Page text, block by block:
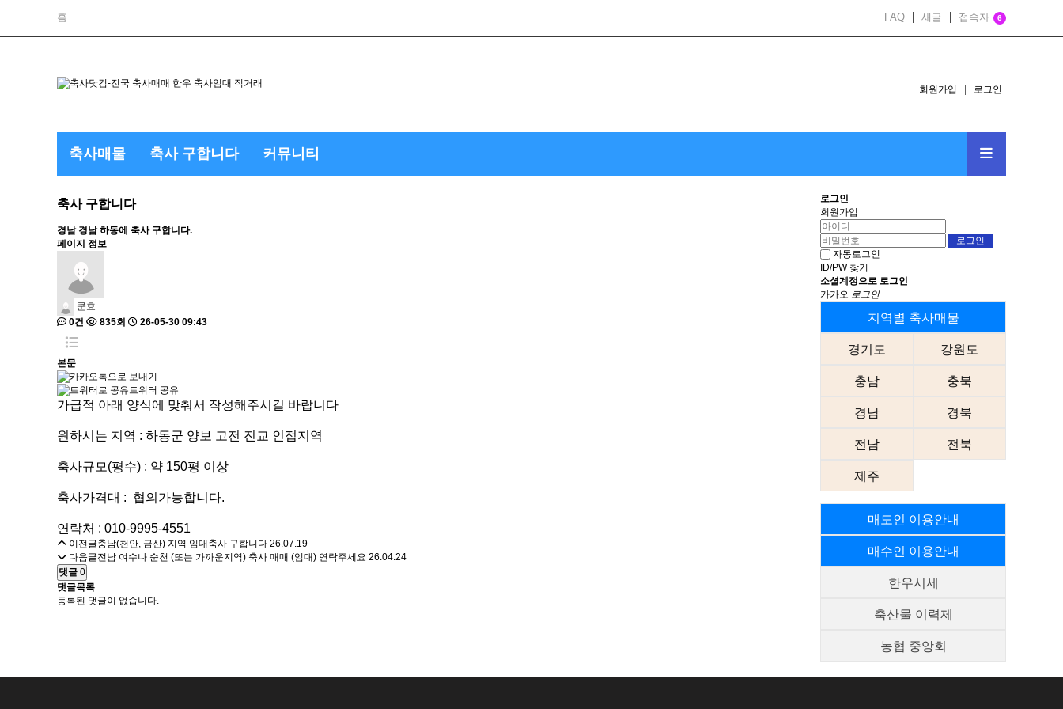
홈 FAQ 새글 접속자 6
회원가입 로그인
축사매물 축사 구합니다 커뮤니티
축사 구합니다
경남 경남 하동에 축사 구합니다.
페이지 정보
쿤효
0건
835회 26-05-30 09:43
본문
트위터 공유
가급적 아래 양식에 맞춰서 작성해주시길 바랍니다
원하시는 지역 : 하동군 양보 고전 진교 인접지역
축사규모(평수) : 약 150평 이상
축사가격대 : 협의가능합니다.
연락처 : 010-9995-4551
이전글충남(천안, 금산) 지역 임대축사 구합니다 26.07.19
다음글전남 여수나 순천 (또는 가까운지역) 축사 매매 (임대) 연락주세요 26.04.24
댓글 0
댓글목록
등록된 댓글이 없습니다.
로그인
회원가입
자동로그인
ID/PW 찾기
소셜계정으로 로그인
카카오 로그인
지역별 축사매물
경기도 강원도
충남 충북
경남 경북
전남 전북
제주
매도인 이용안내
매수인 이용안내
한우시세
축산물 이력제
농협 중앙회